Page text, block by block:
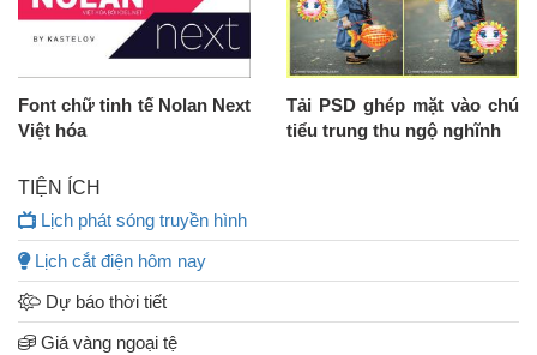
Font chữ tinh tế Nolan Next
Việt hóa
Tải PSD ghép mặt vào chú
tiểu trung thu ngộ nghĩnh
TIỆN ÍCH
Lịch phát sóng truyền hình
Lịch cắt điện hôm nay
Dự báo thời tiết
Giá vàng ngoại tệ